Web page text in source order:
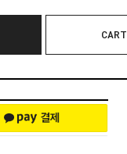
CART